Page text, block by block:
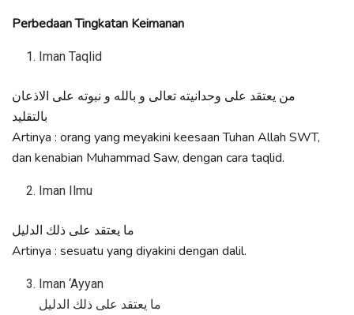
Perbedaan Tingkatan Keimanan
Iman Taqlid
من يعتقد على وحدانيته تعالى و بالله و نبوته على الاذعان
بالتقليد
Artinya : orang yang meyakini keesaan Tuhan Allah SWT,
dan kenabian Muhammad Saw, dengan cara taqlid.
Iman Ilmu
ما يعتقد على ذلك الدليل
Artinya : sesuatu yang diyakini dengan dalil.
Iman ‘Ayyan
ما يعتقد على ذلك الدليل